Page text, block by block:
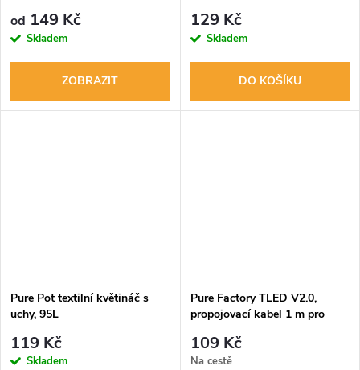
od 149 Kč
Skladem
ZOBRAZIT
129 Kč
Skladem
DO KOŠÍKU
Pure Pot textilní květináč s
uchy, 95L
119 Kč
Skladem
Pure Factory TLED V2.0,
propojovací kabel 1 m pro
109 Kč
Na cestě